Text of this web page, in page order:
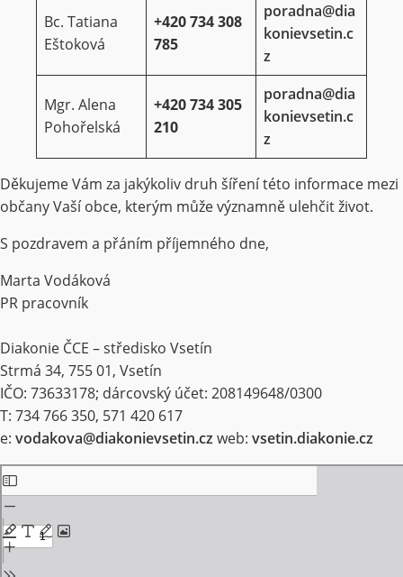
Bc. Tatiana
Eštoková
+420 734 308
785
poradna@dia
konievsetin.c
z
Mgr. Alena
Pohořelská
+420 734 305
210
poradna@dia
konievsetin.c
z
Děkujeme Vám za jakýkoliv druh šíření této informace mezi
občany Vaší obce, kterým může významně ulehčit život.
S pozdravem a přáním příjemného dne,
Marta Vodáková
PR pracovník
Diakonie ČCE – středisko Vsetín
Strmá 34, 755 01, Vsetín
IČO: 73633178; dárcovský účet: 208149648/0300
T: 734 766 350, 571 420 617
e: vodakova@diakonievsetin.cz web: vsetin.diakonie.cz
Skip
to
PDF
content